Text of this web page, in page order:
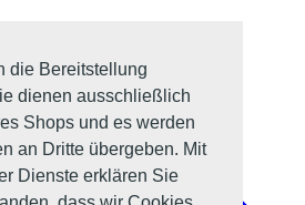
die Bereitstellung
dienen ausschließlich
Shops und es werden
an Dritte übergeben. Mit
Dienste erklären Sie